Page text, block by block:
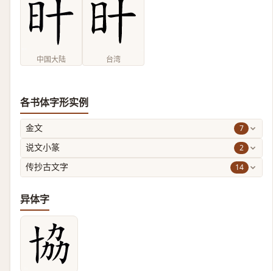
中国大陆 台湾
各书体字形实例
金文 7
说文小篆 2
传抄古文字 14
异体字